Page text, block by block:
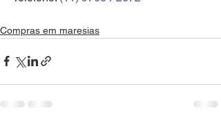
Compras em maresias